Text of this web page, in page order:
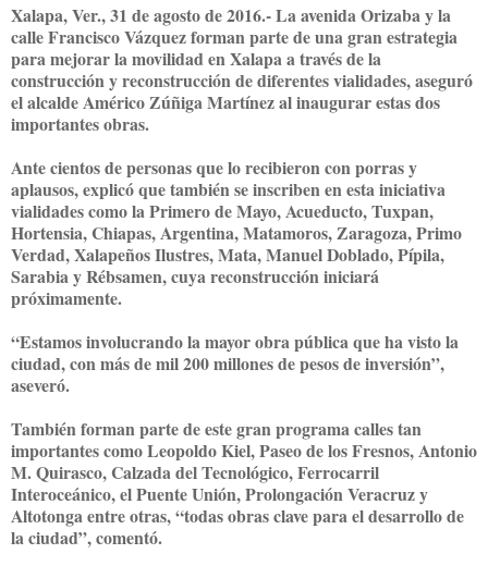
Xalapa, Ver., 31 de agosto de 2016.- La avenida Orizaba y la
calle Francisco Vázquez forman parte de una gran estrategia
para mejorar la movilidad en Xalapa a través de la
construcción y reconstrucción de diferentes vialidades, aseguró
el alcalde Américo Zúñiga Martínez al inaugurar estas dos
importantes obras.
Ante cientos de personas que lo recibieron con porras y
aplausos, explicó que también se inscriben en esta iniciativa
vialidades como la Primero de Mayo, Acueducto, Tuxpan,
Hortensia, Chiapas, Argentina, Matamoros, Zaragoza, Primo
Verdad, Xalapeños Ilustres, Mata, Manuel Doblado, Pípila,
Sarabia y Rébsamen, cuya reconstrucción iniciará
próximamente.
“Estamos involucrando la mayor obra pública que ha visto la
ciudad, con más de mil 200 millones de pesos de inversión”,
aseveró.
También forman parte de este gran programa calles tan
importantes como Leopoldo Kiel, Paseo de los Fresnos, Antonio
M. Quirasco, Calzada del Tecnológico, Ferrocarril
Interoceánico, el Puente Unión, Prolongación Veracruz y
Altotonga entre otras, “todas obras clave para el desarrollo de
la ciudad”, comentó.